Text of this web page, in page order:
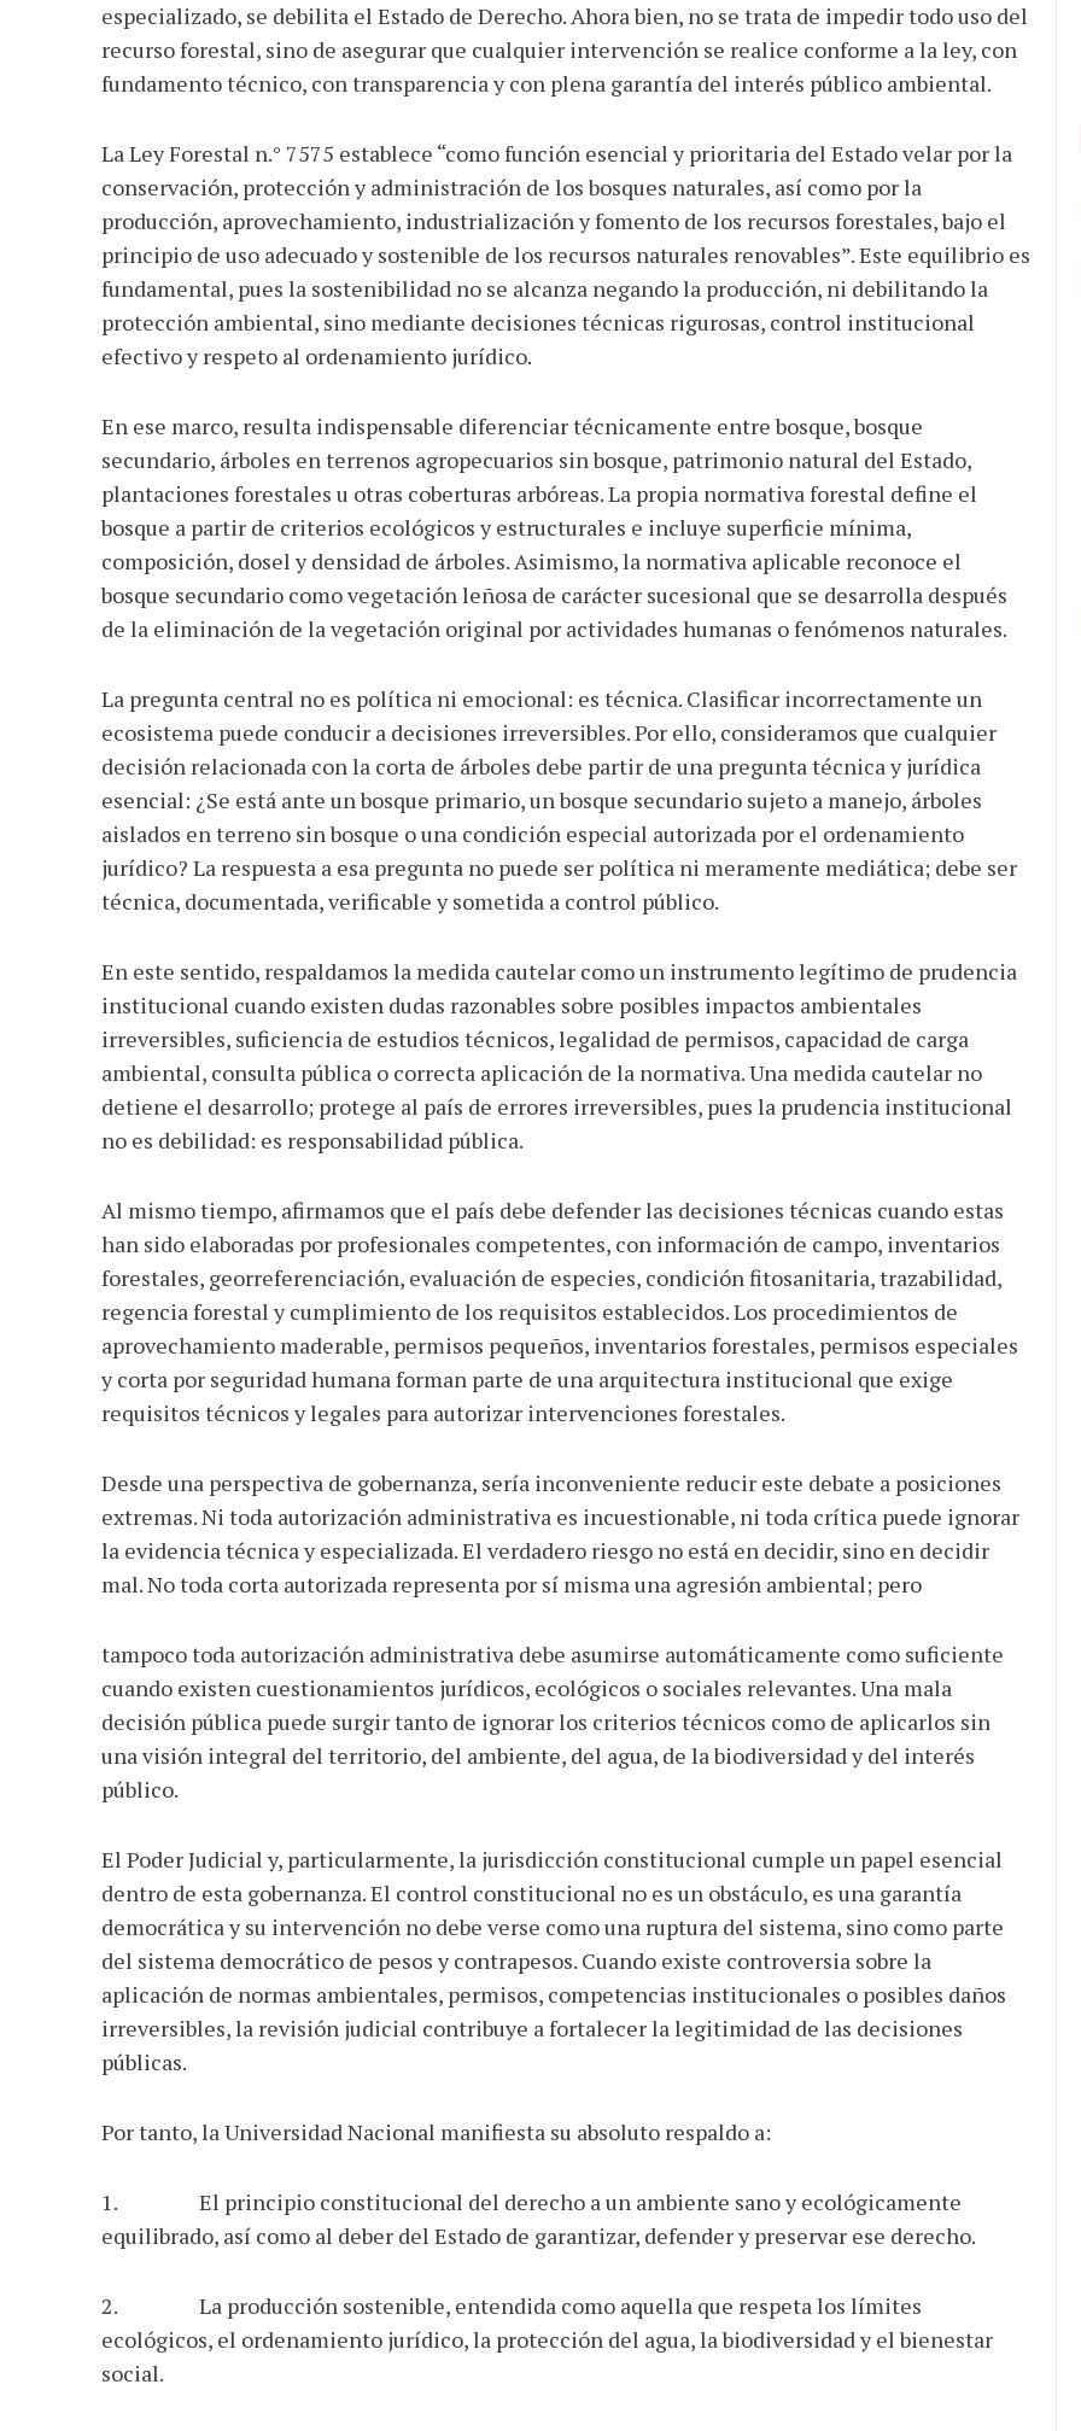
especializado, se debilita el Estado de Derecho. Ahora bien, no se trata de impedir todo uso del
recurso forestal, sino de asegurar que cualquier intervención se realice conforme a la ley, con
fundamento técnico, con transparencia y con plena garantía del interés público ambiental.
La Ley Forestal n.° 7575 establece “como función esencial y prioritaria del Estado velar por la
conservación, protección y administración de los bosques naturales, así como por la
producción, aprovechamiento, industrialización y fomento de los recursos forestales, bajo el
principio de uso adecuado y sostenible de los recursos naturales renovables”. Este equilibrio es
fundamental, pues la sostenibilidad no se alcanza negando la producción, ni debilitando la
protección ambiental, sino mediante decisiones técnicas rigurosas, control institucional
efectivo y respeto al ordenamiento jurídico.
En ese marco, resulta indispensable diferenciar técnicamente entre bosque, bosque
secundario, árboles en terrenos agropecuarios sin bosque, patrimonio natural del Estado,
plantaciones forestales u otras coberturas arbóreas. La propia normativa forestal define el
bosque a partir de criterios ecológicos y estructurales e incluye superficie mínima,
composición, dosel y densidad de árboles. Asimismo, la normativa aplicable reconoce el
bosque secundario como vegetación leñosa de carácter sucesional que se desarrolla después
de la eliminación de la vegetación original por actividades humanas o fenómenos naturales.
La pregunta central no es política ni emocional: es técnica. Clasificar incorrectamente un
ecosistema puede conducir a decisiones irreversibles. Por ello, consideramos que cualquier
decisión relacionada con la corta de árboles debe partir de una pregunta técnica y jurídica
esencial: ¿Se está ante un bosque primario, un bosque secundario sujeto a manejo, árboles
aislados en terreno sin bosque o una condición especial autorizada por el ordenamiento
jurídico? La respuesta a esa pregunta no puede ser política ni meramente mediática; debe ser
técnica, documentada, verificable y sometida a control público.
En este sentido, respaldamos la medida cautelar como un instrumento legítimo de prudencia
institucional cuando existen dudas razonables sobre posibles impactos ambientales
irreversibles, suficiencia de estudios técnicos, legalidad de permisos, capacidad de carga
ambiental, consulta pública o correcta aplicación de la normativa. Una medida cautelar no
detiene el desarrollo; protege al país de errores irreversibles, pues la prudencia institucional
no es debilidad: es responsabilidad pública.
Al mismo tiempo, afirmamos que el país debe defender las decisiones técnicas cuando estas
han sido elaboradas por profesionales competentes, con información de campo, inventarios
forestales, georreferenciación, evaluación de especies, condición fitosanitaria, trazabilidad,
regencia forestal y cumplimiento de los requisitos establecidos. Los procedimientos de
aprovechamiento maderable, permisos pequeños, inventarios forestales, permisos especiales
y corta por seguridad humana forman parte de una arquitectura institucional que exige
requisitos técnicos y legales para autorizar intervenciones forestales.
Desde una perspectiva de gobernanza, sería inconveniente reducir este debate a posiciones
extremas. Ni toda autorización administrativa es incuestionable, ni toda crítica puede ignorar
la evidencia técnica y especializada. El verdadero riesgo no está en decidir, sino en decidir
mal. No toda corta autorizada representa por sí misma una agresión ambiental; pero
tampoco toda autorización administrativa debe asumirse automáticamente como suficiente
cuando existen cuestionamientos jurídicos, ecológicos o sociales relevantes. Una mala
decisión pública puede surgir tanto de ignorar los criterios técnicos como de aplicarlos sin
una visión integral del territorio, del ambiente, del agua, de la biodiversidad y del interés
público.
El Poder Judicial y, particularmente, la jurisdicción constitucional cumple un papel esencial
dentro de esta gobernanza. El control constitucional no es un obstáculo, es una garantía
democrática y su intervención no debe verse como una ruptura del sistema, sino como parte
del sistema democrático de pesos y contrapesos. Cuando existe controversia sobre la
aplicación de normas ambientales, permisos, competencias institucionales o posibles daños
irreversibles, la revisión judicial contribuye a fortalecer la legitimidad de las decisiones
públicas.
Por tanto, la Universidad Nacional manifiesta su absoluto respaldo a:
1. El principio constitucional del derecho a un ambiente sano y ecológicamente
equilibrado, así como al deber del Estado de garantizar, defender y preservar ese derecho.
2. La producción sostenible, entendida como aquella que respeta los límites
ecológicos, el ordenamiento jurídico, la protección del agua, la biodiversidad y el bienestar
social.